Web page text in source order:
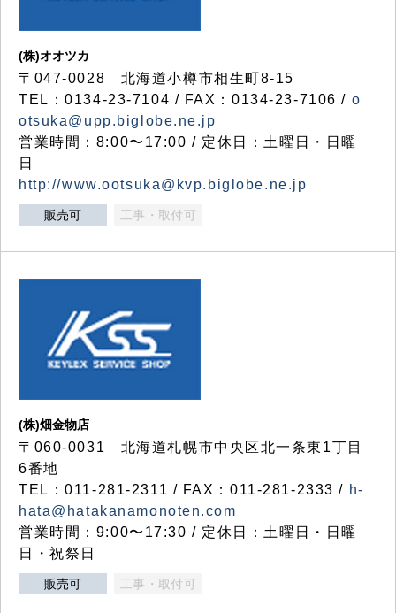
(株)オオツカ
〒047-0028 北海道小樽市相生町8-15
TEL：0134-23-7104 / FAX：0134-23-7106 / o
otsuka@upp.biglobe.ne.jp
営業時間：8:00〜17:00 / 定休日：土曜日・日曜
日
http://www.ootsuka@kvp.biglobe.ne.jp
販売可 工事・取付可
(株)畑金物店
〒060-0031 北海道札幌市中央区北一条東1丁目
6番地
TEL：011-281-2311 / FAX：011-281-2333 / h-
hata@hatakanamonoten.com
営業時間：9:00〜17:30 / 定休日：土曜日・日曜
日・祝祭日
販売可 工事・取付可